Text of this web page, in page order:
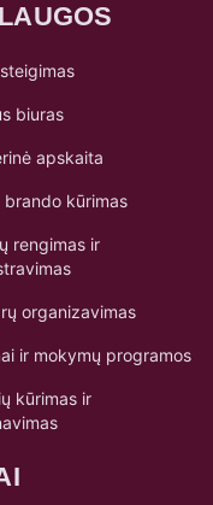
biuras
apskaita
brando kūrimas
rengimas ir
organizavimas
ir mokymų programos
kūrimas ir